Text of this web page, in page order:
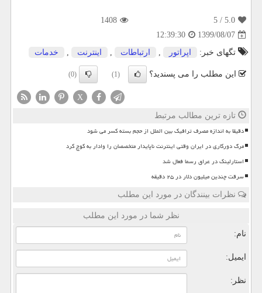
5.0
/ 5
1408
1399/08/07
12:39:30
تگهای خبر:
اپراتور , ارتباطات , اینترنت , خدمات
این مطلب را می پسندید؟ (1)
(0)
X
تازه ترین مطالب مرتبط
دقیقا به اندازه مصرف ترافیک بین الملل از حجم بسته کسر می شود
مرگ دورکاری در ایران وقتی اینترنت ناپایدار متخصصان را وادار به کوچ کرد
استارلینک در عراق رسما فعال شد
سرقت چندین میلیون دلار در ۲۵ دقیقه
نظرات بینندگان در مورد این مطلب
نظر شما در مورد این مطلب
نام:
ایمیل:
نظر: